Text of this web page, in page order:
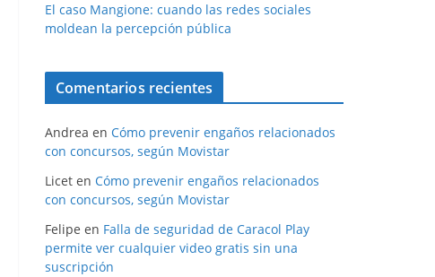
El caso Mangione: cuando las redes sociales
moldean la percepción pública
Comentarios recientes
Andrea en Cómo prevenir engaños relacionados
con concursos, según Movistar
Licet en Cómo prevenir engaños relacionados
con concursos, según Movistar
Felipe en Falla de seguridad de Caracol Play
permite ver cualquier video gratis sin una
suscripción